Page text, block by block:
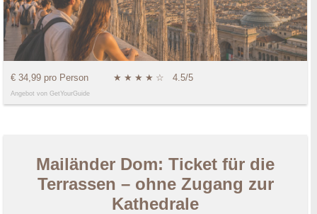
€ 34,99 pro Person ★ ★ ★ ★ ☆ 4.5/5
Angebot von GetYourGuide
Mailänder Dom: Ticket für die
Terrassen – ohne Zugang zur
Kathedrale